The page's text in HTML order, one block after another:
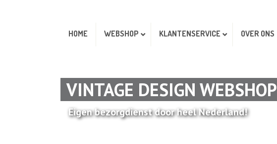
HOME WEBSHOP KLANTENSERVICE OVER ONS
VINTAGE DESIGN WEBSHOP
Eigen bezorgdienst door heel Nederland!